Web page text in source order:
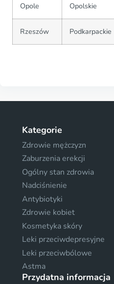
Opole Opolskie
Rzeszów Podkarpackie
Kategorie
Zdrowie mężczyzn
Zaburzenia erekcji
Ogólny stan zdrowia
Nadciśnienie
Antybiotyki
Zdrowie kobiet
Kosmetyka skóry
Leki przeciwdepresyjne
Leki przeciwbólowe
Astma
Przydatna informacja